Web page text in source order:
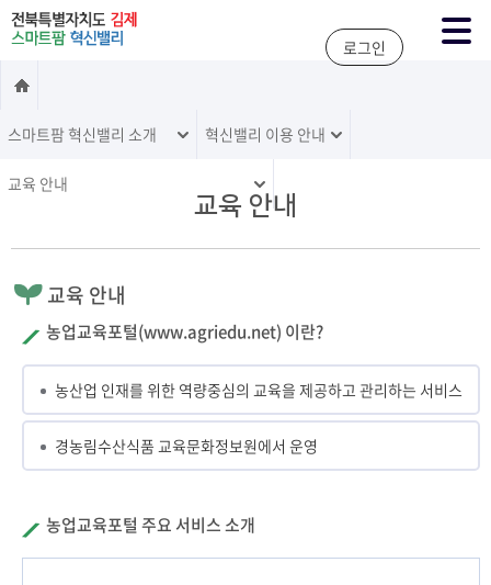
주메뉴 바로가기
본문 바로가기
로그인
스마트팜 혁신밸리 소개 혁신밸리 이용 안내
교육 안내
교육 안내
교육 안내
농업교육포털(www.agriedu.net) 이란?
농산업 인재를 위한 역량중심의 교육을 제공하고 관리하는 서비스
경농림수산식품 교육문화정보원에서 운영
농업교육포털 주요 서비스 소개